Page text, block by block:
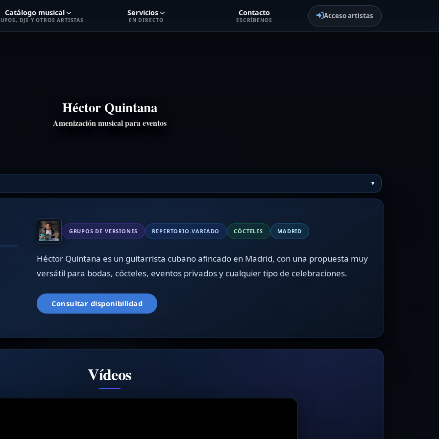
Catálogo musical
DJS Y OTROS ARTISTAS
Servicios
EN DIRECTO
Contacto
ESCRÍBENOS
Acceso artistas
Héctor Quintana
Amenización musical para eventos
GRUPOS DE VERSIONES REPERTORIO-VARIADO CÓCTELES MADRID
Héctor Quintana es un guitarrista cubano afincado en Madrid, con una propuesta muy
versátil para bodas, cócteles, eventos privados y cualquier tipo de celebraciones.
Consultar disponibilidad
Vídeos